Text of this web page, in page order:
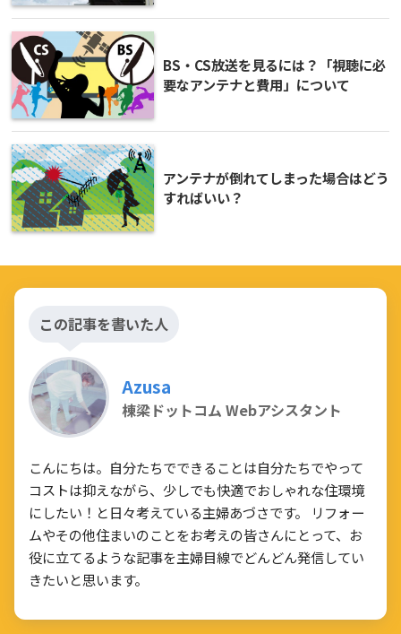
BS・CS放送を見るには？「視聴に必
要なアンテナと費用」について
アンテナが倒れてしまった場合はどう
すればいい？
この記事を書いた人
Azusa
棟梁ドットコム Webアシスタント
こんにちは。自分たちでできることは自分たちでやって
コストは抑えながら、少しでも快適でおしゃれな住環境
にしたい！と日々考えている主婦あづさです。 リフォー
ムやその他住まいのことをお考えの皆さんにとって、お
役に立てるような記事を主婦目線でどんどん発信してい
きたいと思います。